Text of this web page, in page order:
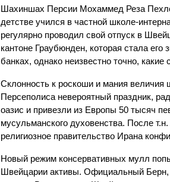
Шахиншах Персии Мохаммед Реза
детстве учился в частной школе-
регулярно проводил свой отпуск в
кантоне Граубюнден, которая стала
банках, однако неизвестно точно,
Склонность к роскоши и мания величия
Персеполиса невероятный праздник,
оазис и привезли из Европы 50 тысяч
мусульманского духовенства. После
религиозное правительство Ирана
Новый режим консервативных мулл
Швейцарии активы. Официальный Берн,